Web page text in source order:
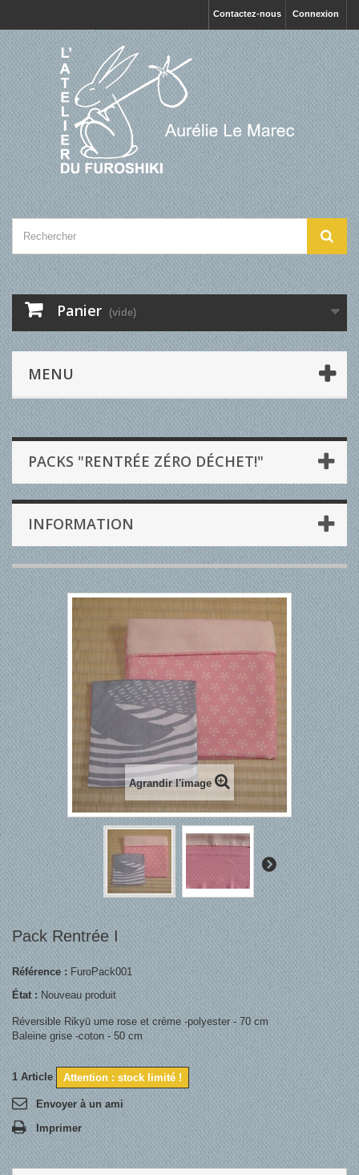
Connexion
Contactez-nous
Panier (vide)
MENU
PACKS "RENTRÉE ZÉRO DÉCHET!"
INFORMATION
Agrandir l'image
Pack Rentrée I
Référence : FuroPack001
État : Nouveau produit
Réversible Rikyū ume rose et crème -polyester - 70 cm
Baleine grise -coton - 50 cm
1 Article Attention : stock limité !
Envoyer à un ami
Imprimer